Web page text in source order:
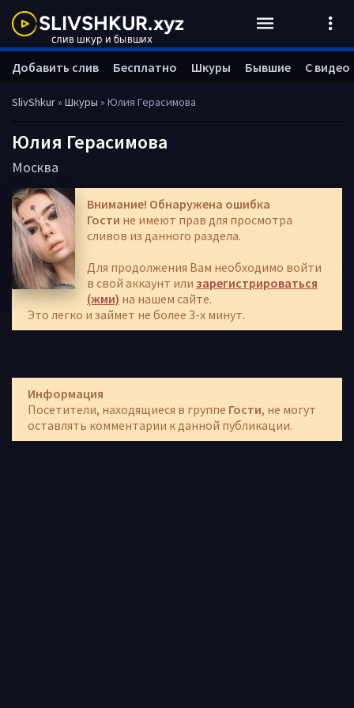
SlivShkur» Шкуры » Юлия Герасимова
Юлия Герасимова
Москва
Внимание! Обнаружена ошибка
Гости не имеют прав для просмотра
сливов из данного раздела.
Для продолжения Вам необходимо войти
в свой аккаунт или зарегистрироваться
(жми) на нашем сайте.
Это легко и займет не более 3-х минут.
Информация
Посетители, находящиеся в группе Гости, не могут
оставлять комментарии к данной публикации.
Добавить слив Бесплатно Шкуры Бывшие С видео